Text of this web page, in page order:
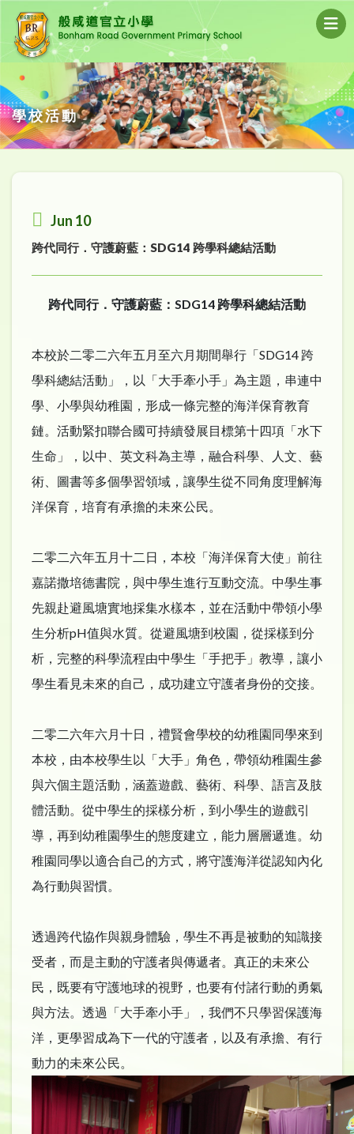
學校活動
Jun 10
跨代同行．守護蔚藍：SDG14 跨學科總結活動
跨代同行．守護蔚藍： SDG14 跨學科總結活動
本校於二零二六年五月至六月期間舉行「SDG14 跨
學科總結活動」，以「大手牽小手」為主題，串連中
學、小學與幼稚園，形成一條完整的海洋保育教育
鏈。活動緊扣聯合國可持續發展目標第十四項「水下
生命」，以中、英文科為主導，融合科學、人文、藝
術、圖書等多個學習領域，讓學生從不同角度理解海
洋保育，培育有承擔的未來公民。
二零二六年五月十二日，本校「海洋保育大使」前往
嘉諾撒培德書院，與中學生進行互動交流。中學生事
先親赴避風塘實地採集水樣本，並在活動中帶領小學
生分析pH值與水質。從避風塘到校園，從採樣到分
析，完整的科學流程由中學生「手把手」教導，讓小
學生看見未來的自己，成功建立守護者身份的交接。
二零二六年六月十日，禮賢會學校的幼稚園同學來到
本校，由本校學生以「大手」角色，帶領幼稚園生參
與六個主題活動，涵蓋遊戲、藝術、科學、語言及肢
體活動。從中學生的採樣分析，到小學生的遊戲引
導，再到幼稚園學生的態度建立，能力層層遞進。幼
稚園同學以適合自己的方式，將守護海洋從認知內化
為行動與習慣。
透過跨代協作與親身體驗，學生不再是被動的知識接
受者，而是主動的守護者與傳遞者。真正的未來公
民，既要有守護地球的視野，也要有付諸行動的勇氣
與方法。透過「大手牽小手」，我們不只學習保護海
洋，更學習成為下一代的守護者，以及有承擔、有行
動力的未來公民。